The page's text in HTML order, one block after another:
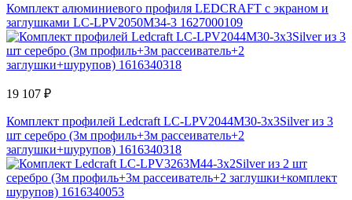
Комплект алюминиевого профиля LEDCRAFT с экраном и
заглушками LC-LPV2050M34-3 1627000109
19 107 ₽
Комплект профилей Ledcraft LC-LPV2044M30-3x3Silver из 3
шт серебро (3м профиль+3м рассеиватель+2
заглушки+шурупов) 1616340318